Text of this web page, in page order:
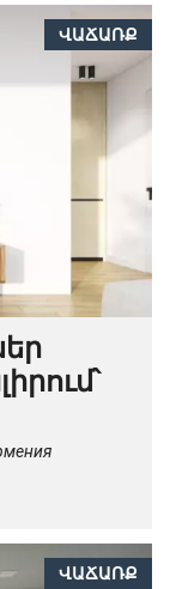
ՎԱՃԱՌՔ
ՎԱՃԱՌՔ